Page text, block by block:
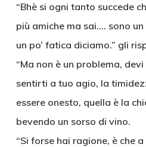
“Bhè si ogni tanto succede
più amiche ma sai…. sono un
un po’ fatica diciamo.” gli
“Ma non è un problema,
sentirti a tuo agio, la
essere onesto, quella è la
bevendo un sorso di vino.
“Si forse hai ragione, è che